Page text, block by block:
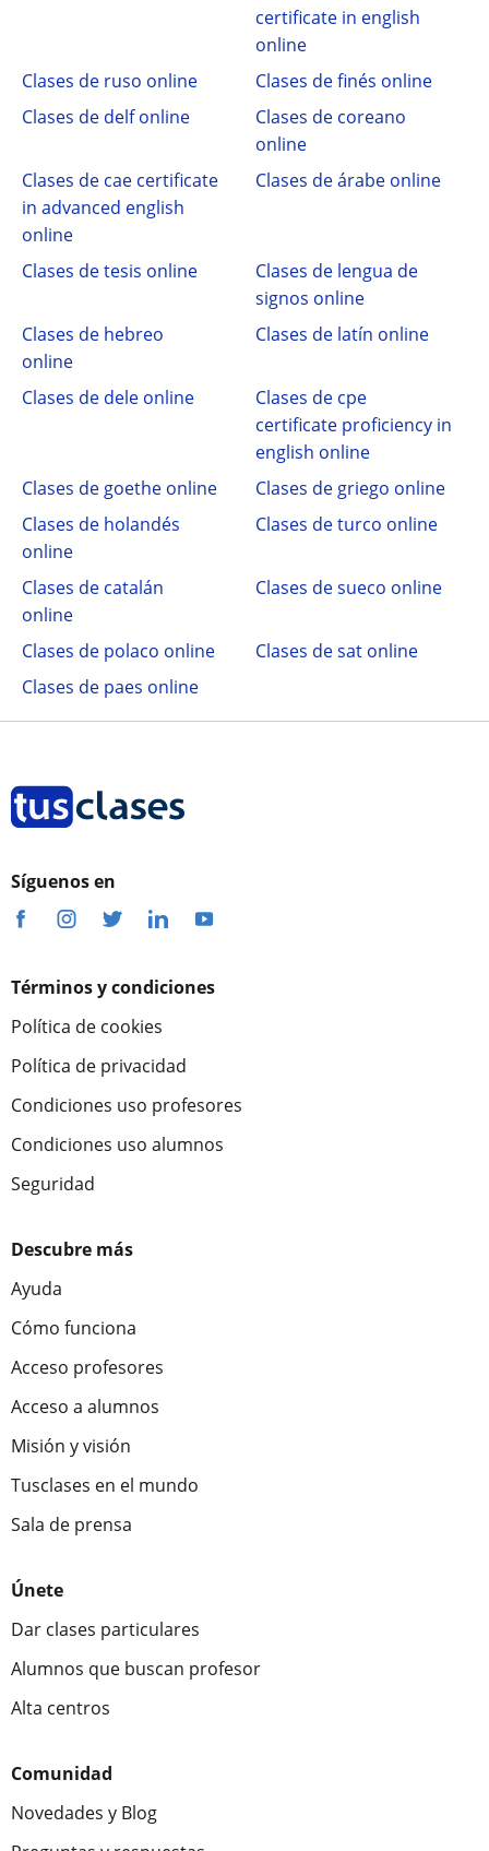
certificate in english
online
Clases de ruso online
Clases de finés online
Clases de delf online
Clases de coreano
online
Clases de cae certificate
in advanced english
online
Clases de árabe online
Clases de tesis online
Clases de lengua de
signos online
Clases de hebreo
online
Clases de latín online
Clases de dele online
Clases de cpe
certificate proficiency in
english online
Clases de goethe online
Clases de griego online
Clases de holandés
online
Clases de turco online
Clases de catalán
online
Clases de sueco online
Clases de polaco online
Clases de sat online
Clases de paes online
Síguenos en
Términos y condiciones
Política de cookies
Política de privacidad
Condiciones uso profesores
Condiciones uso alumnos
Seguridad
Descubre más
Ayuda
Cómo funciona
Acceso profesores
Acceso a alumnos
Misión y visión
Tusclases en el mundo
Sala de prensa
Únete
Dar clases particulares
Alumnos que buscan profesor
Alta centros
Comunidad
Novedades y Blog